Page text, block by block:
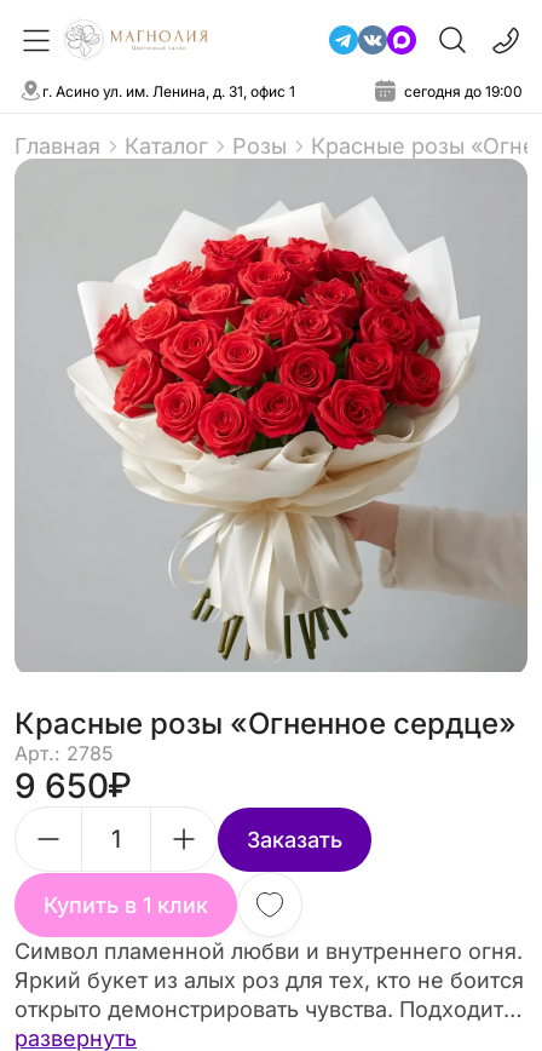
г. Асино ул. им. Ленина, д. 31, офис 1 сегодня до 19:00
Главная Каталог Розы Красные розы
Красные розы «Огненное сердце»
Арт.: 2785
9 650
Заказать
Купить в 1 клик
Символ пламенной любви и внутреннего огня.
Яркий букет из алых роз для тех, кто не боится
открыто демонстрировать чувства. Подходит
как для романтики, так и для эффектного
развернуть